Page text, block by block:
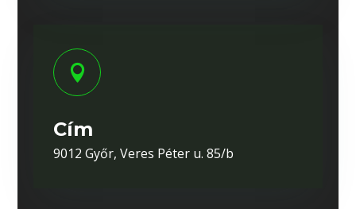

Cím
9012 Győr, Veres Péter u. 85/b